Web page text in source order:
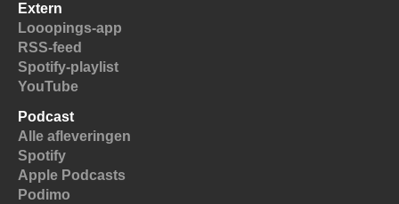
Extern
Looopings-app
RSS-feed
Spotify-playlist
YouTube
Podcast
Alle afleveringen
Spotify
Apple Podcasts
Podimo